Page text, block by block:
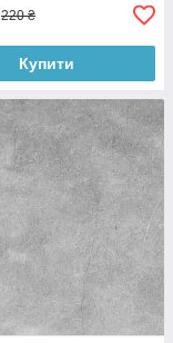
220 ₴
Купити